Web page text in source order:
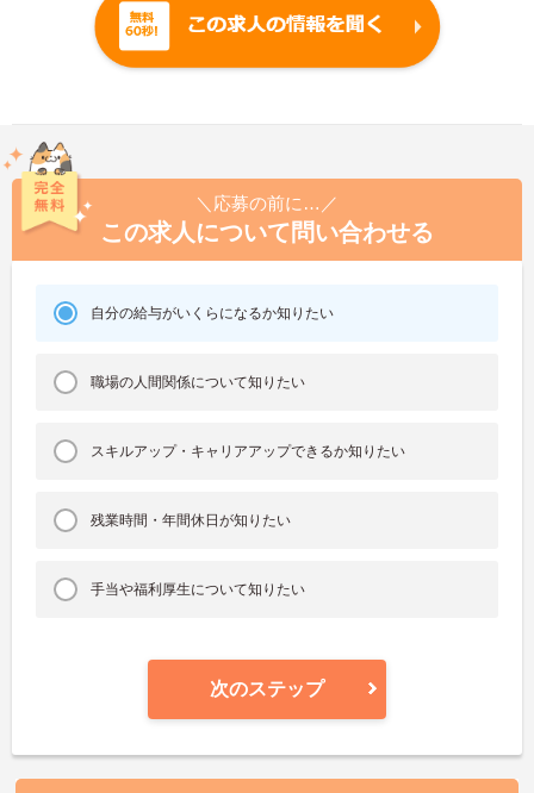
＼応募の前に…／
この求人について問い合わせる
自分の給与がいくらになるか知りたい
職場の人間関係について知りたい
スキルアップ・キャリアアップできるか知りたい
残業時間・年間休日が知りたい
手当や福利厚生について知りたい
次のステップ